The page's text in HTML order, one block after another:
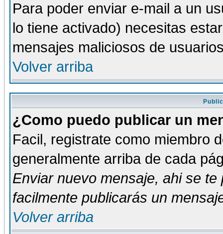
Para poder enviar e-mail a un
lo tiene activado) necesitas
mensajes maliciosos de
Volver arriba
¿Como puedo publicar un
Facil, registrate como miembro
generalmente arriba de cada
Enviar nuevo mensaje, ahi se te
facilmente publicarás un
Volver arriba